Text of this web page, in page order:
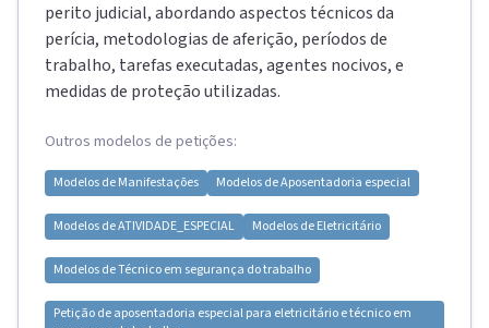
perito judicial, abordando aspectos técnicos da
perícia, metodologias de aferição, períodos de
trabalho, tarefas executadas, agentes nocivos, e
medidas de proteção utilizadas.
Outros modelos de petições:
Modelos deManifestações Modelos deAposentadoria especial
Modelos deATIVIDADE_ESPECIAL Modelos deEletricitário
Modelos deTécnico em segurança do trabalho
Petição de aposentadoria especial para eletricitário e técnico em